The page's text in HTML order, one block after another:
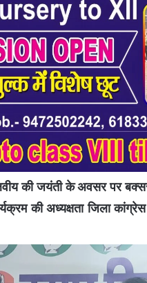
की जयंती के अवसर पर
की अध्यक्षता जिला